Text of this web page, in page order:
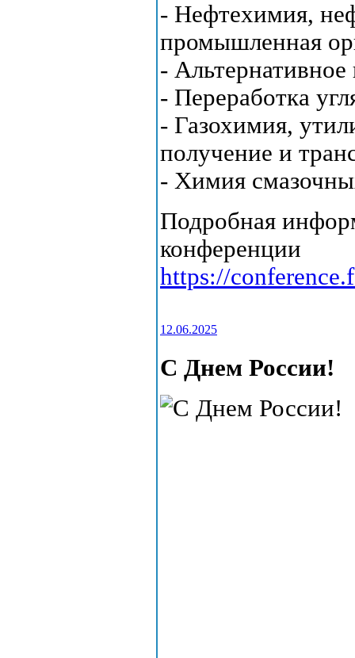
- Нефтехимия,
промышленная
-
- Переработка
- Газохимия,
получение и
- Химия
Подробная
конференции
https://
12.06.2025
С Днем России!